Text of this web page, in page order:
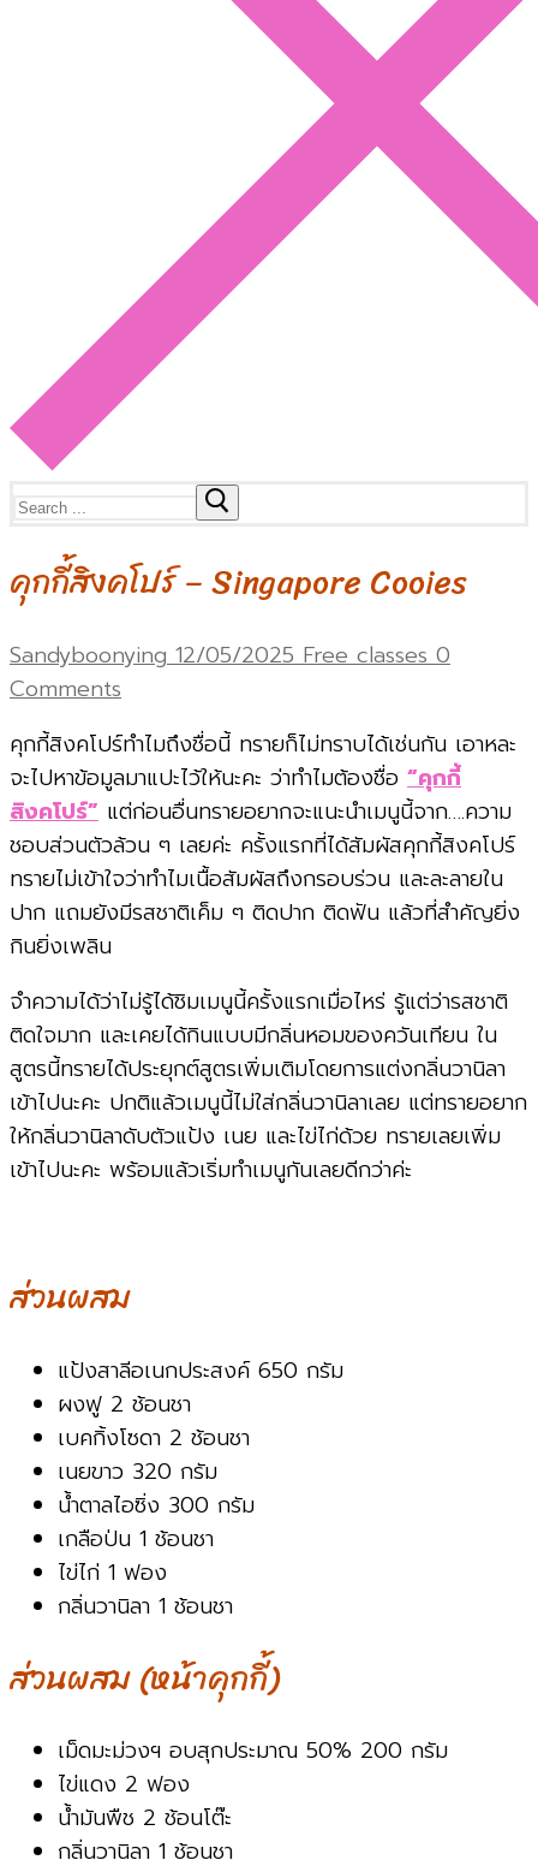
Search
คุกกี้สิงคโปร์ – Singapore Cooies
Sandyboonying 12/05/2025Free classes0
Comments
คุกกี้สิงคโปร์ทำไมถึงชื่อนี้ ทรายก็ไม่ทราบได้เช่นกัน เอาหละ
จะไปหาข้อมูลมาแปะไว้ให้นะคะ ว่าทำไมต้องชื่อ “คุกกี้
สิงคโปร์” แต่ก่อนอื่นทรายอยากจะแนะนำเมนูนี้จาก….ความ
ชอบส่วนตัวล้วน ๆ เลยค่ะ ครั้งแรกที่ได้สัมผัสคุกกี้สิงคโปร์
ทรายไม่เข้าใจว่าทำไมเนื้อสัมผัสถึงกรอบร่วน และละลายใน
ปาก แถมยังมีรสชาติเค็ม ๆ ติดปาก ติดฟัน แล้วที่สำคัญยิ่ง
กินยิ่งเพลิน
จำความได้ว่าไม่รู้ได้ชิมเมนูนี้ครั้งแรกเมื่อไหร่ รู้แต่ว่ารสชาติ
ติดใจมาก และเคยได้กินแบบมีกลิ่นหอมของควันเทียน ใน
สูตรนี้ทรายได้ประยุกต์สูตรเพิ่มเติมโดยการแต่งกลิ่นวานิลา
เข้าไปนะคะ ปกติแล้วเมนูนี้ไม่ใส่กลิ่นวานิลาเลย แต่ทรายอยาก
ให้กลิ่นวานิลาดับตัวแป้ง เนย และไข่ไก่ด้วย ทรายเลยเพิ่ม
เข้าไปนะคะ พร้อมแล้วเริ่มทำเมนูกันเลยดีกว่าค่ะ
ส่วนผสม
แป้งสาลีอเนกประสงค์ 650 กรัม
ผงฟู 2 ช้อนชา
เบคกิ้งโซดา 2 ช้อนชา
เนยขาว 320 กรัม
น้ำตาลไอซิ่ง 300 กรัม
เกลือป่น 1 ช้อนชา
ไข่ไก่ 1 ฟอง
กลิ่นวานิลา 1 ช้อนชา
ส่วนผสม (หน้าคุกกี้)
เม็ดมะม่วงฯ อบสุกประมาณ 50% 200 กรัม
ไข่แดง 2 ฟอง
น้ำมันพืช 2 ช้อนโต๊ะ
กลิ่นวานิลา 1 ช้อนชา